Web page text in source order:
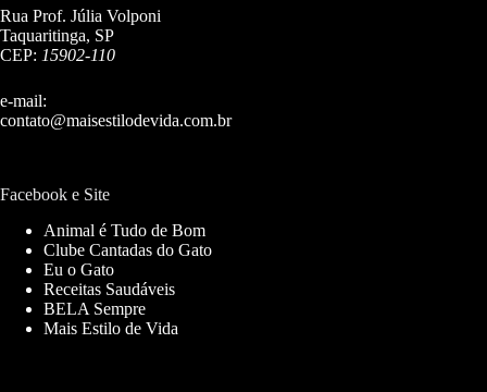
Rua Prof. Júlia Volponi
Taquaritinga, SP
CEP: 15902-110
e-mail:
contato@maisestilodevida.com.br
Facebook e Site
Animal é Tudo de Bom
Clube Cantadas do Gato
Eu o Gato
Receitas Saudáveis
BELA Sempre
Mais Estilo de Vida